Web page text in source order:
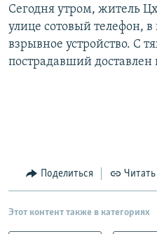
Сегодня утром, житель
улице сотовый телефон,
взрывное устройство. С
пострадавший доставлен
Поделиться Читать
Этот контент также в категориях